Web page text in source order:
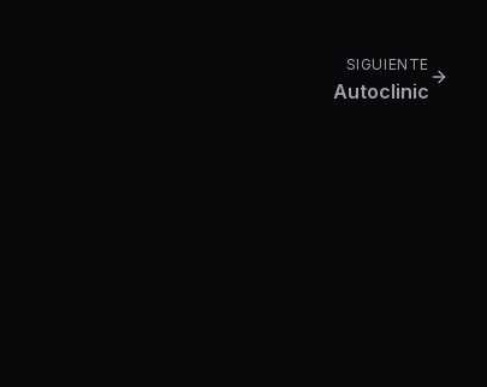
SIGUIENTE
Autoclinic